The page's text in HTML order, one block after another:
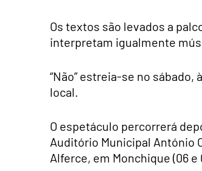
Os textos são levados a
interpretam igualmente
“Não” estreia-se no
local.
O espetáculo percorrerá
Auditório Municipal António
Alferce, em Monchique (06